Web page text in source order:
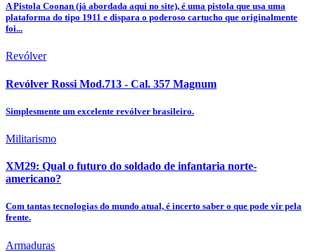
A Pistola Coonan (já abordada aqui no site), é uma pistola que usa uma
plataforma do tipo 1911 e dispara o poderoso cartucho que originalmente
foi...
Revólver
Revólver Rossi Mod.713 - Cal. 357 Magnum
Simplesmente um excelente revólver brasileiro.
Militarismo
XM29: Qual o futuro do soldado de infantaria norte-
americano?
Com tantas tecnologias do mundo atual, é incerto saber o que pode vir pela
frente.
Armaduras